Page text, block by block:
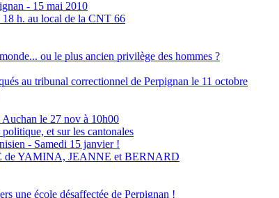
- 15 mai 2010
18 h. au local de la CNT 66
ou le plus ancien privilège des hommes ?
au tribunal correctionnel de Perpignan le 11 octobre
le 27 nov à 10h00
et sur les cantonales
- Samedi 15 janvier !
YAMINA, JEANNE et BERNARD
une école désaffectée de Perpignan !